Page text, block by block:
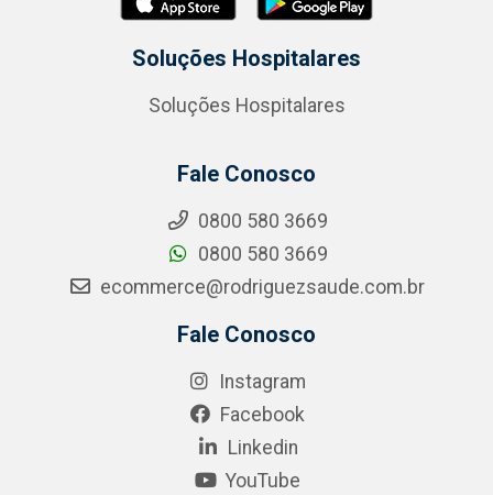
Soluções Hospitalares
Soluções Hospitalares
Fale Conosco
0800 580 3669
0800 580 3669
ecommerce@rodriguezsaude.com.br
Fale Conosco
Instagram
Facebook
Linkedin
YouTube